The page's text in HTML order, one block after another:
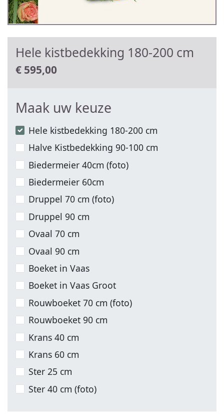
Hele kistbedekking 180-200 cm
€ 595,00
Maak uw keuze
Hele kistbedekking 180-200 cm
Halve Kistbedekking 90-100 cm
Biedermeier 40cm (foto)
Biedermeier 60cm
Druppel 70 cm (foto)
Druppel 90 cm
Ovaal 70 cm
Ovaal 90 cm
Boeket in Vaas
Boeket in Vaas Groot
Rouwboeket 70 cm (foto)
Rouwboeket 90 cm
Krans 40 cm
Krans 60 cm
Ster 25 cm
Ster 40 cm (foto)